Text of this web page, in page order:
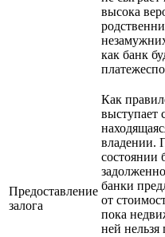
высока
как банк
Предоставление
залога
Как
выступает
владении.
состоянии
банки
от
пока
ней нельзя